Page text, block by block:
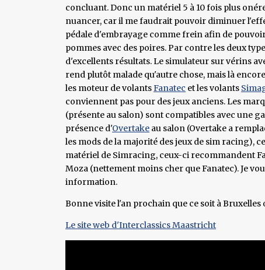
concluant. Donc un matériel 5 à 10 fois plus
nuancer, car il me faudrait pouvoir diminuer
pédale d'embrayage comme frein afin de
pommes avec des poires. Par contre les deux
d'excellents résultats. Le simulateur sur vérins
rend plutôt malade qu'autre chose, mais là
les moteur de volantsFanatec et les volants
conviennent pas pour des jeux anciens. Les
(présente au salon) sont compatibles avec une
présence d'Overtake au salon (Overtake a
les mods de la majorité des jeux de sim racing),
matériel de Simracing, ceux-ci recommandent
Moza (nettement moins cher que Fanatec). Je
information.
Bonne visite l'an prochain que ce soit à Bruxelles
Le site web d'Interclassics Maastricht